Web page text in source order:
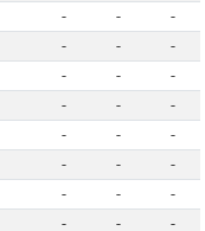
- -
-
- -
-
- -
-
- -
-
- -
-
- -
-
- -
-
- -
-